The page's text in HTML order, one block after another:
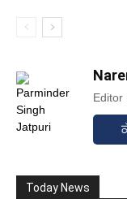
Editor
Today News